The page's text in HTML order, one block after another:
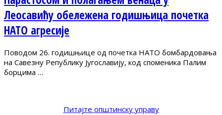
Леосавићу обележена годишњица почетка
НАТО агресије
Поводом 26. годишњице од почетка НАТО бомбардовања
на Савезну Републику Југославију, код споменика Палим
борцима …
Питајте општинску управу